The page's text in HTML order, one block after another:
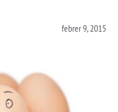
febrer 9, 2015